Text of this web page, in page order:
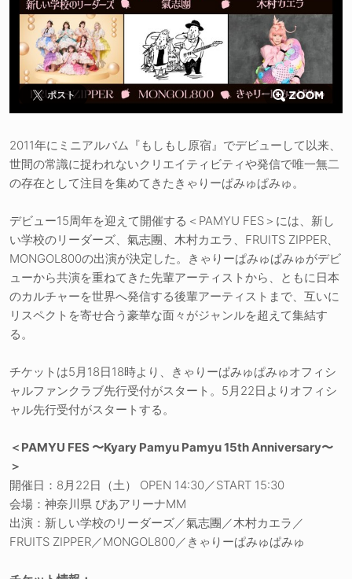
ポスト
2011年にミニアルバム『もしもし原宿』でデビューして以来、
世間の常識に捉われないクリエイティビティや発信で唯一無二
の存在として注目を集めてきたきゃりーぱみゅぱみゅ。
デビュー15周年を迎えて開催する＜PAMYU FES＞には、新し
い学校のリーダーズ、氣志團、木村カエラ、FRUITS ZIPPER、
MONGOL800の出演が決定した。きゃりーぱみゅぱみゅがデビ
ューから共演を重ねてきた先輩アーティストから、ともに日本
のカルチャーを世界へ発信する後輩アーティストまで、互いに
リスペクトを寄せ合う豪華な面々がジャンルを超えて集結す
る。
チケットは5月18日18時より、きゃりーぱみゅぱみゅオフィシ
ャルファンクラブ先行受付がスタート。5月22日よりオフィシ
ャル先行受付がスタートする。
＜PAMYU FES 〜Kyary Pamyu Pamyu 15th Anniversary〜
＞
開催日：8月22日（土） OPEN 14:30／START 15:30
会場：神奈川県 ぴあアリーナMM
出演：新しい学校のリーダーズ／氣志團／木村カエラ／
FRUITS ZIPPER／MONGOL800／きゃりーぱみゅぱみゅ